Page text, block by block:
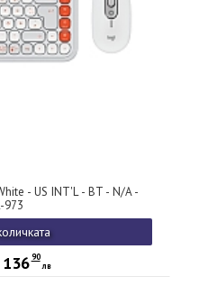
- US INT'L - BT - N/A -
973
136 90
лв